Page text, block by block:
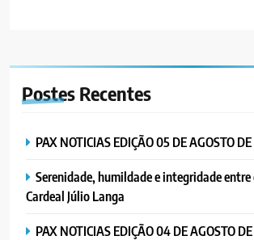
Postes Recentes
PAX NOTICIAS EDIÇÃO 05 DE AGOSTO
Serenidade, humildade e integridade entre
Cardeal Júlio Langa
PAX NOTICIAS EDIÇÃO 04 DE AGOSTO